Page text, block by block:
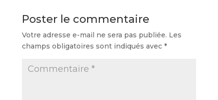
Poster le commentaire
Votre adresse e-mail ne sera pas publiée. Les
champs obligatoires sont indiqués avec *